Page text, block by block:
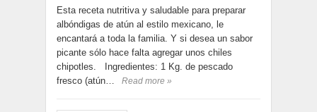
Esta receta nutritiva y saludable para preparar
albóndigas de atún al estilo mexicano, le
encantará a toda la familia. Y si desea un sabor
picante sólo hace falta agregar unos chiles
chipotles. Ingredientes: 1 Kg. de pescado
fresco (atún…
Read more »